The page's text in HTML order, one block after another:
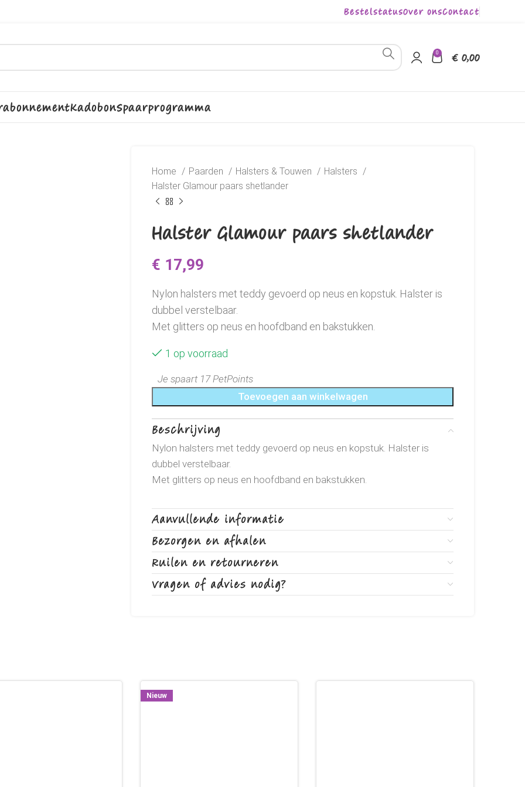
BestelstatusOver onsContact
0 € 0,00
KadobonSpaarprogramma
Home Paarden Halsters & Touwen
Halsters
Halster Glamour paars shetlander
Halster Glamour paars shetlander
€ 17,99
Nylon halsters met teddy gevoerd op neus en kopstuk. Halster is
dubbel verstelbaar.
Met glitters op neus en hoofdband en bakstukken.
1 op voorraad
Je spaart 17 PetPoints
Toevoegen aan winkelwagen
Beschrijving
Nylon halsters met teddy gevoerd op neus en kopstuk. Halster is
dubbel verstelbaar.
Met glitters op neus en hoofdband en bakstukken.
Aanvullende informatie
Bezorgen en afhalen
Ruilen en retourneren
Vragen of advies nodig?
Nieuw